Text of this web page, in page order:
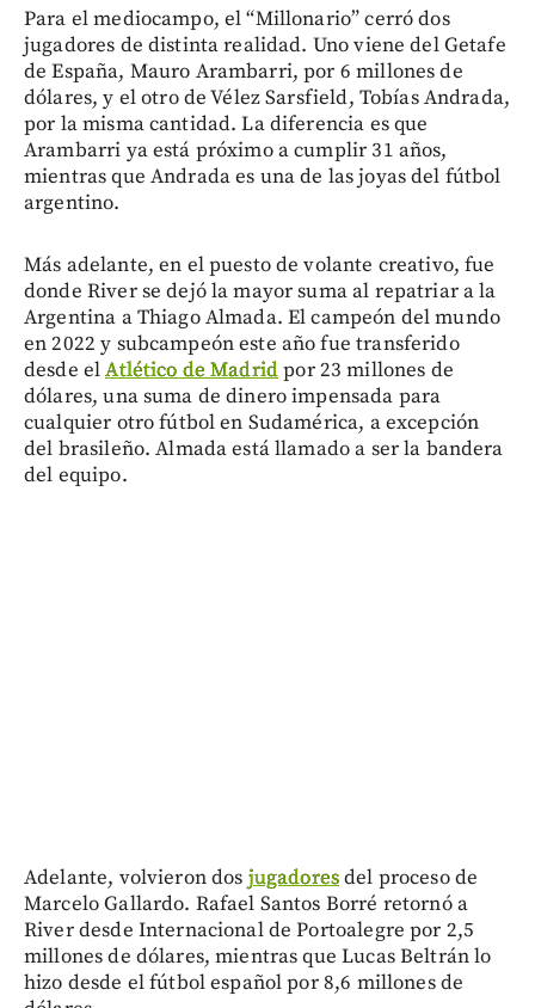
Para el mediocampo, el “Millonario” cerró dos
jugadores de distinta realidad. Uno viene del Getafe
de España, Mauro Arambarri, por 6 millones de
dólares, y el otro de Vélez Sarsfield, Tobías Andrada,
por la misma cantidad. La diferencia es que
Arambarri ya está próximo a cumplir 31 años,
mientras que Andrada es una de las joyas del fútbol
argentino.
Más adelante, en el puesto de volante creativo, fue
donde River se dejó la mayor suma al repatriar a la
Argentina a Thiago Almada. El campeón del mundo
en 2022 y subcampeón este año fue transferido
desde elAtlético de Madridpor 23 millones de
dólares, una suma de dinero impensada para
cualquier otro fútbol en Sudamérica, a excepción
del brasileño. Almada está llamado a ser la bandera
del equipo.
Adelante, volvieron dos jugadoresdel proceso de
Marcelo Gallardo. Rafael Santos Borré retornó a
River desde Internacional de Portoalegre por 2,5
millones de dólares, mientras que Lucas Beltrán lo
hizo desde el fútbol español por 8,6 millones de